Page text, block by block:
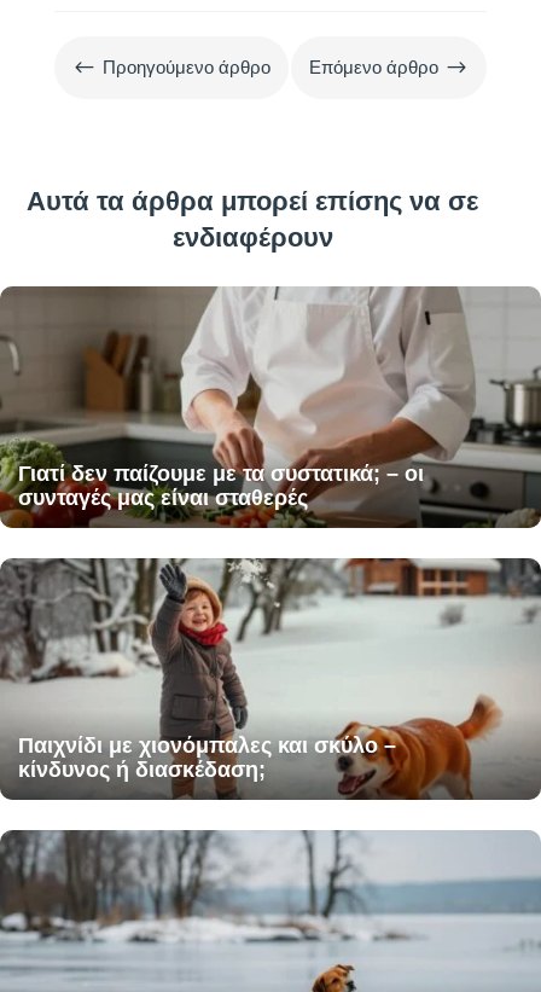
# Προηγούμενο άρθρο Επόμενο άρθρο $
Αυτά τα άρθρα μπορεί επίσης να σε
ενδιαφέρουν
Γιατί δεν παίζουμε με τα συστατικά; – οι
συνταγές μας είναι σταθερές
Παιχνίδι με χιονόμπαλες και σκύλο –
κίνδυνος ή διασκέδαση;